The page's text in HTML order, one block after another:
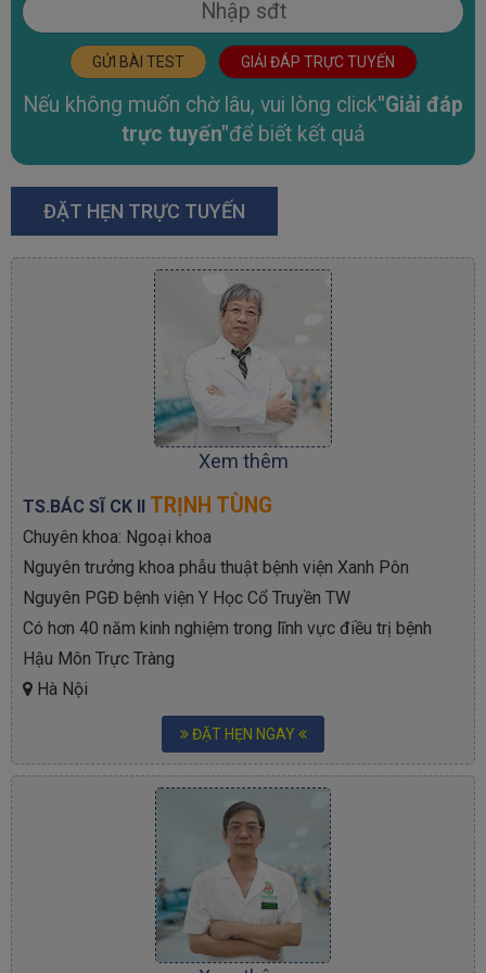
GỬI BÀI TEST GIẢI ĐÁP TRỰC TUYẾN
Nếu không muốn chờ lâu, vui lòng click"Giải đáp
trực tuyến"để biết kết quả
ĐẶT HẸN TRỰC TUYẾN
Xem thêm
TS.BÁC SĨ CK II TRỊNH TÙNG
Chuyên khoa: Ngoại khoa
Nguyên trưởng khoa phẫu thuật bệnh viện Xanh Pôn
Nguyên PGĐ bệnh viện Y Học Cổ Truyền TW
Có hơn 40 năm kinh nghiệm trong lĩnh vực điều trị bệnh
Hậu Môn Trực Tràng
Hà Nội
ĐẶT HẸN NGAY